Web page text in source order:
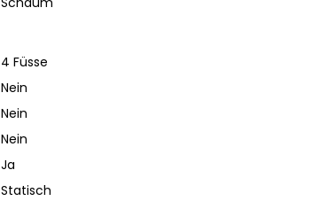
4 Füsse
Nein
Nein
Nein
Ja
Statisch